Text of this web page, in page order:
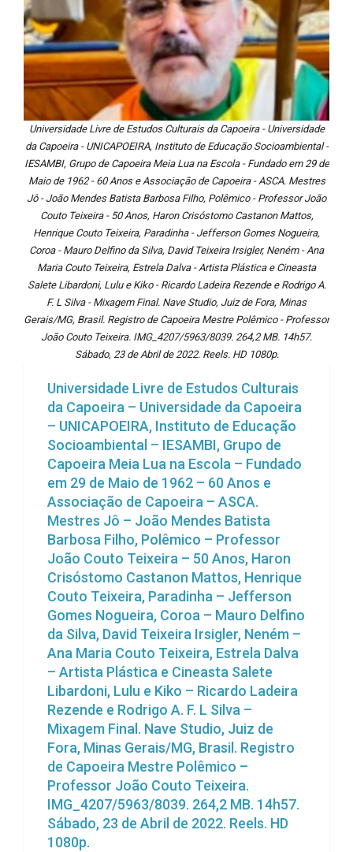
Universidade Livre de Estudos Culturais da Capoeira - Universidade
da Capoeira - UNICAPOEIRA, Instituto de Educação Socioambiental -
IESAMBI, Grupo de Capoeira Meia Lua na Escola - Fundado em 29 de
Maio de 1962 - 60 Anos e Associação de Capoeira - ASCA. Mestres
Jô - João Mendes Batista Barbosa Filho, Polêmico - Professor João
Couto Teixeira - 50 Anos, Haron Crisóstomo Castanon Mattos,
Henrique Couto Teixeira, Paradinha - Jefferson Gomes Nogueira,
Coroa - Mauro Delfino da Silva, David Teixeira Irsigler, Neném - Ana
Maria Couto Teixeira, Estrela Dalva - Artista Plástica e Cineasta
Salete Libardoni, Lulu e Kiko - Ricardo Ladeira Rezende e Rodrigo A.
F. L Silva - Mixagem Final. Nave Studio, Juiz de Fora, Minas
Gerais/MG, Brasil. Registro de Capoeira Mestre Polêmico - Professor
João Couto Teixeira. IMG_4207/5963/8039. 264,2 MB. 14h57.
Sábado, 23 de Abril de 2022. Reels. HD 1080p.
Universidade Livre de Estudos Culturais
da Capoeira – Universidade da Capoeira
– UNICAPOEIRA, Instituto de Educação
Socioambiental – IESAMBI, Grupo de
Capoeira Meia Lua na Escola – Fundado
em 29 de Maio de 1962 – 60 Anos e
Associação de Capoeira – ASCA.
Mestres Jô – João Mendes Batista
Barbosa Filho, Polêmico – Professor
João Couto Teixeira – 50 Anos, Haron
Crisóstomo Castanon Mattos, Henrique
Couto Teixeira, Paradinha – Jefferson
Gomes Nogueira, Coroa – Mauro Delfino
da Silva, David Teixeira Irsigler, Neném –
Ana Maria Couto Teixeira, Estrela Dalva
– Artista Plástica e Cineasta Salete
Libardoni, Lulu e Kiko – Ricardo Ladeira
Rezende e Rodrigo A. F. L Silva –
Mixagem Final. Nave Studio, Juiz de
Fora, Minas Gerais/MG, Brasil. Registro
de Capoeira Mestre Polêmico –
Professor João Couto Teixeira.
IMG_4207/5963/8039. 264,2 MB. 14h57.
Sábado, 23 de Abril de 2022. Reels. HD
1080p.